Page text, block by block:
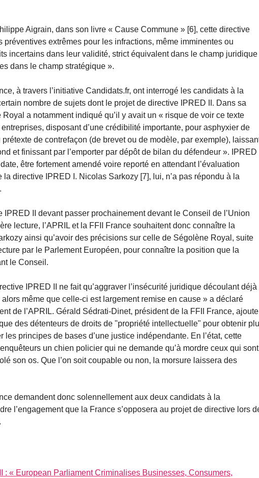
Aigrain, dans son livre « Cause Commune » [6], cette directive
préventives extrêmes pour les infractions, même imminentes ou
incertains dans leur validité, strict équivalent dans le champ juridique
dans le champ stratégique ».
à travers l’initiative Candidats.fr, ont interrogé les candidats à la
nombre de sujets dont le projet de directive IPRED II. Dans sa
a notamment indiqué qu’il y avait un « risque de voir ce texte
disposant d’une crédibilité importante, pour asphyxier de
de contrefaçon (de brevet ou de modèle, par exemple),
et finissant par l’emporter par dépôt de bilan du défendeur ». IPRED II
être fortement amendé voire reporté en attendant l’évaluation
la directive IPRED I. Nicolas Sarkozy [7], lui, n’a pas répondu à la
IPRED II devant passer prochainement devant le Conseil de l’Union
lecture, l’APRIL et la FFII France souhaitent donc connaître la
ainsi qu’avoir des précisions sur celle de Ségolène Royal, suite
par le Parlement Européen, pour connaître la position que la
le Conseil.
IPRED II ne fait qu’aggraver l’insécurité juridique découlant déjà
même que celle-ci est largement remise en cause » a déclaré
de l’APRIL. Gérald Sédrati-Dinet, président de la FFII France, ajoute
des détenteurs de droits de "propriété intellectuelle" pour obtenir
les principes de bases d’une justice indépendante. En l’état, cette
un chien policier qui ne demande qu’à mordre ceux qui sont
son os. Que l’on soit coupable ou non, la morsure laissera des
demandent donc solennellement aux deux candidats à la
l’engagement que la France s’opposera au projet de directive lors
: « European Parliament Criminalises Businesses, Consumers,